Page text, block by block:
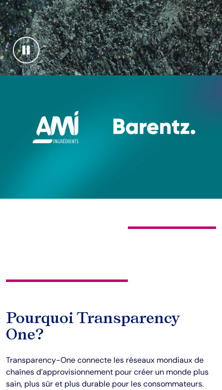
Mettre la vidéo en pause
Pourquoi Transparency
One?
Transparency-One connecte les réseaux mondiaux de
chaînes d’approvisionnement pour créer un monde plus
sain, plus sûr et plus durable pour les consommateurs.